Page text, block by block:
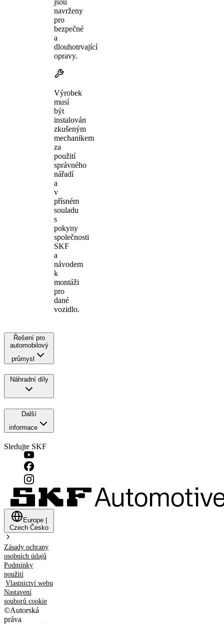
navrženy
pro
bezpečné
a
dlouhotrvající
opravy.
Výrobek
musí
být
instalován
zkušeným
mechanikem
za
použití
správného
nářadí
a
v
přísném
souladu
s
pokyny
společnosti
SKF
a
návodem
k
montáži
pro
dané
vozidlo.
Řešení pro
automobilový
průmysl
Náhradní díly
Další
informace
Sledujte SKF
Europe
Czech Česko
Zásady ochrany
osobních údajů
Podmínky
použití
Vlastnictví webu
Nastavení
souborů cookie
©Autorská
práva